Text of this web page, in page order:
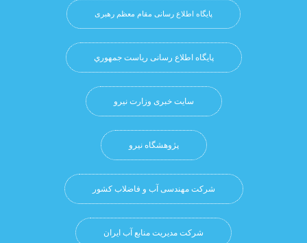
پایگاه اطلاع رسانی مقام معظم رهبری
پایگاه اطلاع رسانی ریاست جمهوري
سایت خبری وزارت نیرو
پژوهشگاه نيرو
شرکت مهندسی آب و فاضلاب کشور
شرکت مدیریت منابع آب ایران